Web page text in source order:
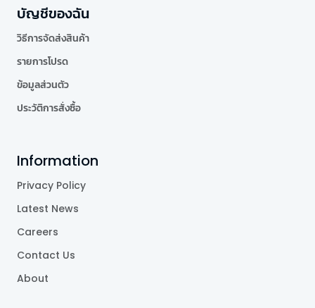
บัญชีของฉัน
วิธีการจัดส่งสินค้า
รายการโปรด
ข้อมูลส่วนตัว
ประวัติการสั่งซื้อ
Information
Privacy Policy
Latest News
Careers
Contact Us
About